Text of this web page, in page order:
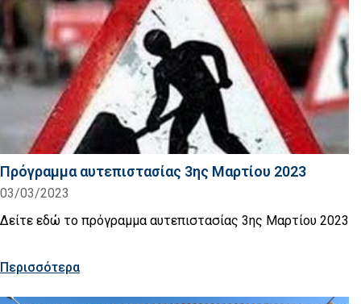
Πρόγραμμα αυτεπιστασίας 3ης Μαρτίου 2023
03/03/2023
Δείτε εδώ το πρόγραμμα αυτεπιστασίας 3ης Μαρτίου 2023
Περισσότερα